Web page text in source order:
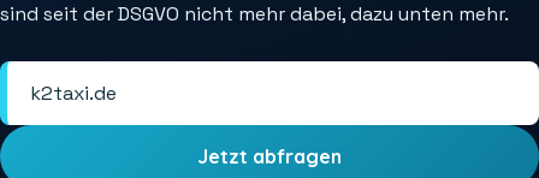
sind seit der DSGVO nicht mehr dabei, dazu unten mehr.
Jetzt abfragen